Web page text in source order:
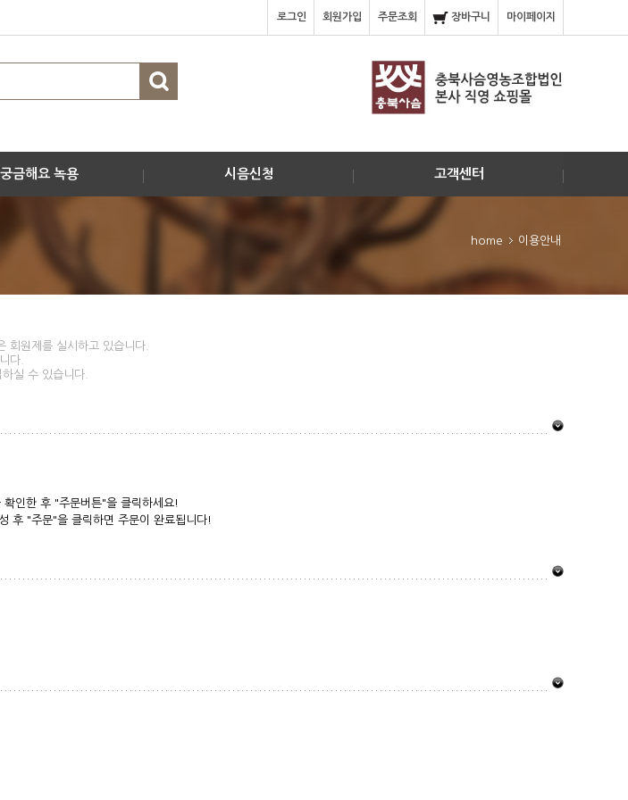
로그인 회원가입 주문조회 장바구니 마이페이지
궁금해요 녹용 시음신청 고객센터
home 이용안내
회원제를 실시하고 있습니다.
다.
실 수 있습니다.
인한 후 "주문버튼"을 클릭하세요!
후 "주문"을 클릭하면 주문이 완료됩니다!